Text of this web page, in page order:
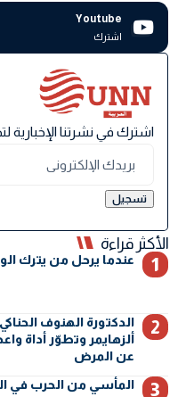
Youtube
اشترك
اشترك في نشرتنا الإخبارية
الأكثر قراءة
عندما يرحل من يترك
الدكتورة الهنوف
ألزهايمر وتطوّر أداة
عن المرض
المأسي من الحرب في